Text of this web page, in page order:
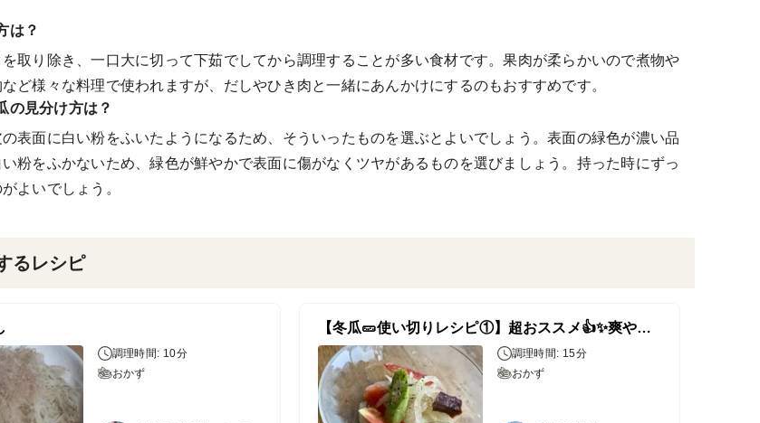
は？
取り除き、一口大に切って下茹でしてから調理することが多い食材です。果肉が柔らかいので煮物や
ど様々な料理で使われますが、だしやひき肉と一緒にあんかけにするのもおすすめです。
の見分け方は？
表面に白い粉をふいたようになるため、そういったものを選ぶとよいでしょう。表面の緑色が濃い品
粉をふかないため、緑色が鮮やかで表面に傷がなくツヤがあるものを選びましょう。持った時にずっ
よいでしょう。
るレシピ
調理時間: 10分
おかず
【冬瓜🥒使い切りレシピ①】超おススメ👍✨爽やか冬瓜サラダ
調理時間: 15分
おかず